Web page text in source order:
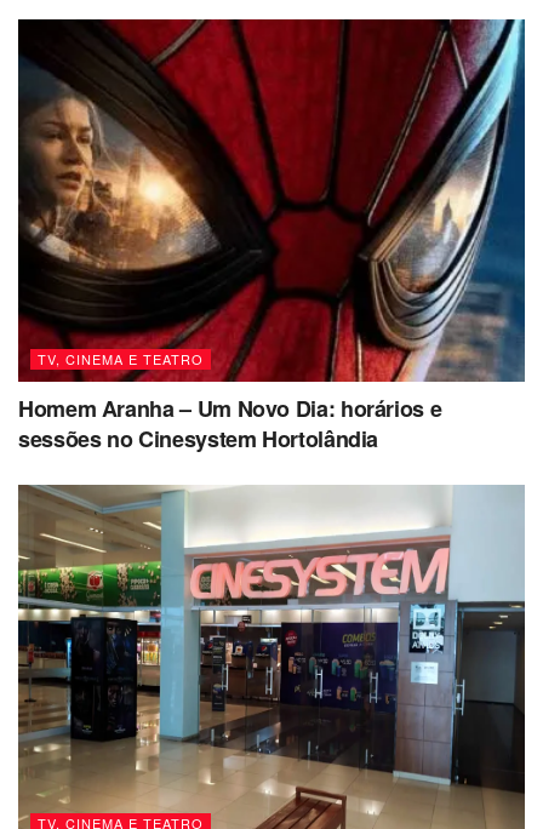
TV, CINEMA E TEATRO
Homem Aranha – Um Novo Dia: horários e
sessões no Cinesystem Hortolândia
TV, CINEMA E TEATRO